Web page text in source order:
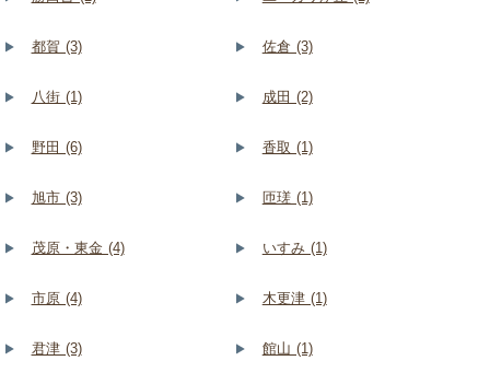
都賀 (3) 佐倉 (3)
八街 (1) 成田 (2)
野田 (6) 香取 (1)
旭市 (3) 匝瑳 (1)
茂原・東金 (4) いすみ (1)
市原 (4) 木更津 (1)
君津 (3) 館山 (1)